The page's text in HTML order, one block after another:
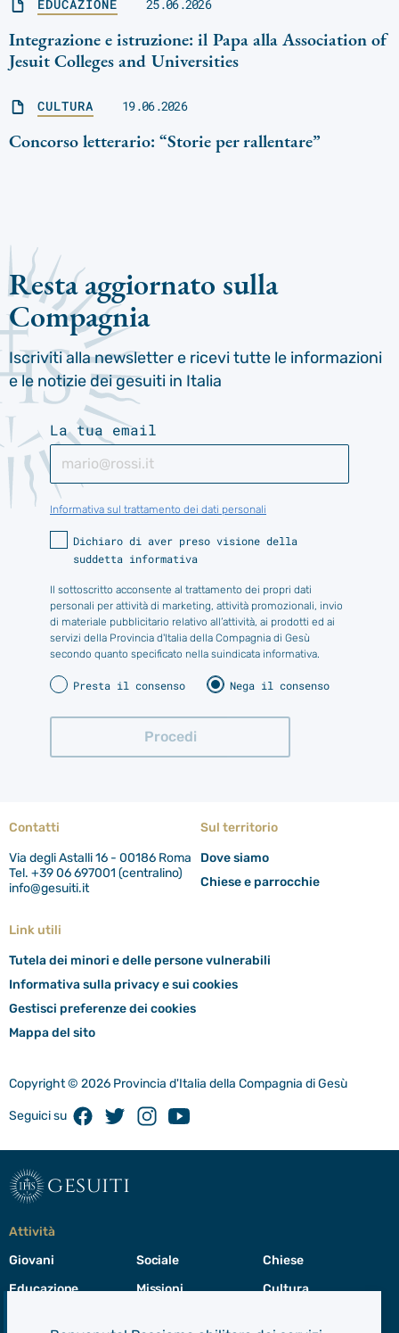
EDUCAZIONE 25.06.2026
Integrazione e istruzione: il Papa alla Association of
Jesuit Colleges and Universities
CULTURA 19.06.2026
Concorso letterario: “Storie per rallentare”
Resta aggiornato sulla
Compagnia
Iscriviti alla newsletter e ricevi tutte le informazioni
e le notizie dei gesuiti in Italia
La tua email
Informativa sul trattamento dei dati personali
Dichiaro di aver preso visione della
suddetta informativa
Il sottoscritto acconsente al trattamento dei propri dati
personali per attività di marketing, attività promozionali, invio
di materiale pubblicitario relativo all’attività, ai prodotti ed ai
servizi della Provincia d'Italia della Compagnia di Gesù
secondo quanto specificato nella suindicata informativa.
Presta il consenso Nega il consenso
Contatti
Via degli Astalli 16 - 00186 Roma
Tel. +39 06 697001 (centralino)
info@gesuiti.it
Sul territorio
Dove siamo
Chiese e parrocchie
Link utili
Tutela dei minori e delle persone vulnerabili
Informativa sulla privacy e sui cookies
Gestisci preferenze dei cookies
Mappa del sito
Copyright © 2026 Provincia d'Italia della Compagnia di Gesù
Seguici su FacebookTwitterInstagramYoutube
gesuiti
Attività
Giovani
Educazione
Sociale
Missioni
Chiese
Cultura